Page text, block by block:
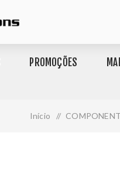
PROMOÇÕES
Início /